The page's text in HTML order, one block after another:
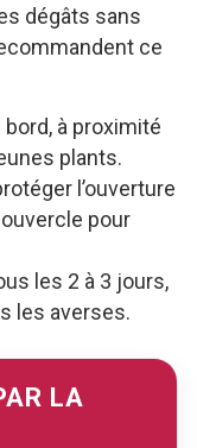
dégâts sans
ce
à proximité
plants.
l’ouverture
pour
les 2 à 3 jours,
les averses.
LA